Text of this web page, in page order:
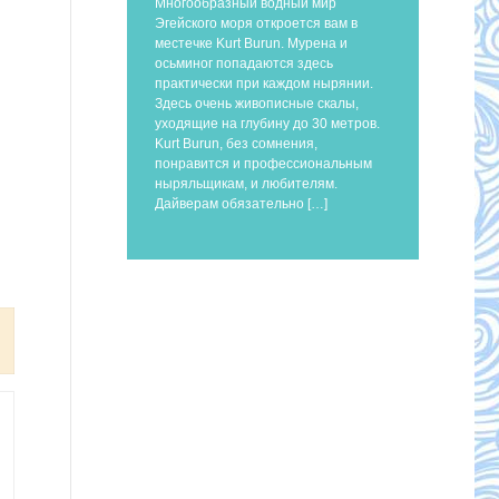
Эгейского моря откроется вам в
местечке Kurt Burun. Мурена и
осьминог попадаются здесь
практически при каждом нырянии.
Здесь очень живописные скалы,
уходящие на глубину до 30 метров.
Kurt Burun, без сомнения,
понравится и профессиональным
ныряльщикам, и любителям.
Дайверам обязательно […]